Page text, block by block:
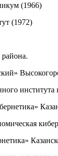
(1966)
(1972)
района.